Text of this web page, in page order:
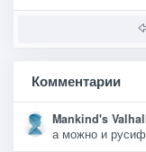
Комментарии
Mankind's
а можно и